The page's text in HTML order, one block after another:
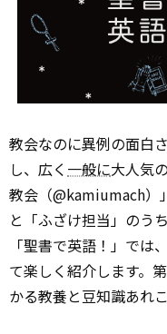
教会なのに異例の面白
し、広く 一般に大人気
教会（@kamiumach）
と「ふざけ担当」のう
「聖書で英語！」では
て楽しく紹介します。
かる教養と豆知識あれこ